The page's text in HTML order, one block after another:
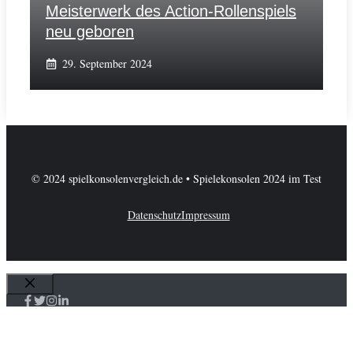
Meisterwerk des Action-Rollenspiels
neu geboren
29. September 2024
© 2024 spielkonsolenvergleich.de • Spielekonsolen 2024 im Test
DatenschutzImpressum
Schließen